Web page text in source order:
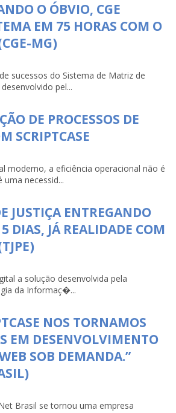
O ÓBVIO, CGE
EM 75 HORAS COM O
MG)
sucessos do Sistema de Matriz de
pel...
DE PROCESSOS DE
SCRIPTCASE
moderno, a eficiência operacional não é
necessid...
JUSTIÇA ENTREGANDO
DIAS, JÁ REALIDADE COM
a solução desenvolvida pela
da Informaç�...
NOS TORNAMOS
EM DESENVOLVIMENTO
SOB DEMANDA.”
Brasil se tornou uma empresa